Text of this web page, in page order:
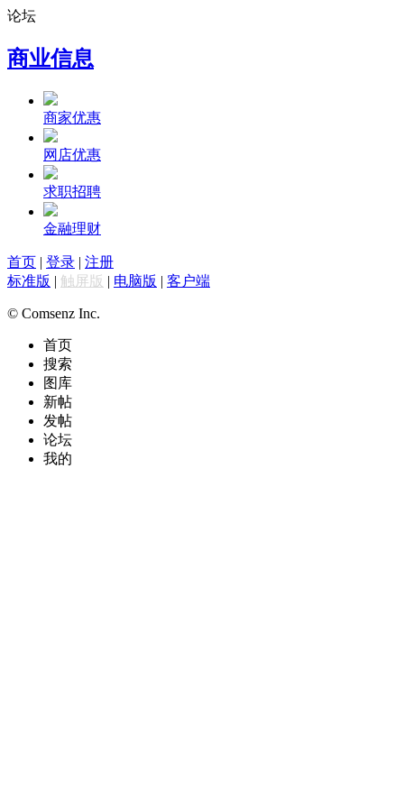
论坛
商业信息
商家优惠
网店优惠
求职招聘
金融理财
首页 | 登录 | 注册
标准版 | 触屏版 | 电脑版 | 客户端
© Comsenz Inc.
首页
搜索
图库
新帖
发帖
论坛
我的